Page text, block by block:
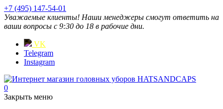
+7 (495) 147-54-01
Уважаемые клиенты! Наши менеджеры смогут ответить на
ваши вопросы с 9:30 до 18 в рабочие дни.
VK
Telegram
Instagram
0
Закрыть меню